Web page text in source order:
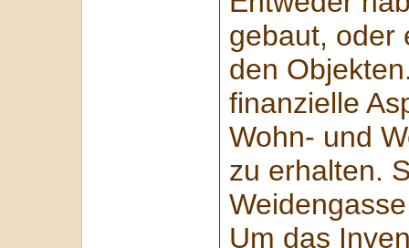
gebaut, oder
den
finanzielle
Wohn- und
zu erhalten.
Um das